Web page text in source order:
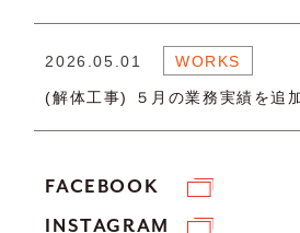
2026.05.01 WORKS
(解体工事) ５月の業務実績を追
FACEBOOK
INSTAGRAM